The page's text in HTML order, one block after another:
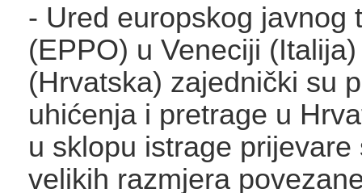
- Ured europskog javnog
(EPPO) u Veneciji
(Hrvatska) zajednički su
uhićenja i pretrage u
u sklopu istrage prijevare
velikih razmjera